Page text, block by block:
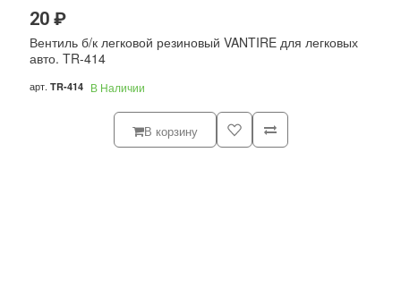
20 ₽
Вентиль б/к легковой резиновый VANTIRE для легковых
авто. TR-414
арт. TR-414 В Наличии
В корзину